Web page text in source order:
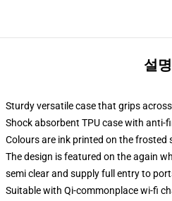
설명
Sturdy versatile case that grips
Shock absorbent TPU case with anti-
Colours are ink printed on the frosted
The design is featured on the again
semi clear and supply full entry to
Suitable with Qi-commonplace wi-fi